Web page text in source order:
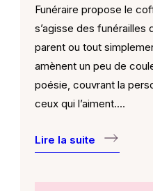
Funéraire propose le
s’agisse des funérailles
parent ou tout
amènent un peu de
poésie, couvrant la
ceux qui l’aiment.…
Lire la suite